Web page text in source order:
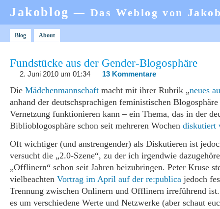
Jakoblog— Das Weblog von
Blog About
Fundstücke aus der Gender-Blogosphäre
2. Juni 2010 um 01:34 13 Kommentare
Die Mädchenmannschaft macht mit ihrer Rubrik „neues
anhand der deutschsprachigen feministischen
Vernetzung funktionieren kann – ein Thema, das in der
Biblioblogosphäre schon seit mehreren Wochen diskutiert
Oft wichtiger (und anstrengender) als Diskutieren ist
versucht die „2.0-Szene“, zu der ich irgendwie
„Offlinern“ schon seit Jahren beizubringen. Peter Kruse
vielbeachten Vortrag im April auf der re:publica jedoch
Trennung zwischen Onlinern und Offlinern irreführend ist.
es um verschiedene Werte und Netzwerke (aber schaut